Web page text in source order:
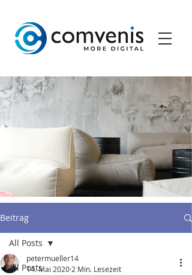
Beitrag
All Posts
All Posts
petermueller14
14. Mai 2020 2 Min. Lesezeit